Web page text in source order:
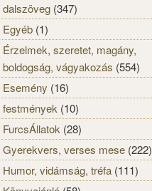
dalszöveg (347)
Egyéb (1)
Érzelmek, szeretet, magány,
boldogság, vágyakozás (554)
Esemény (16)
festmények (10)
FurcsÁllatok (28)
Gyerekvers, verses mese (222)
Humor, vidámság, tréfa (111)